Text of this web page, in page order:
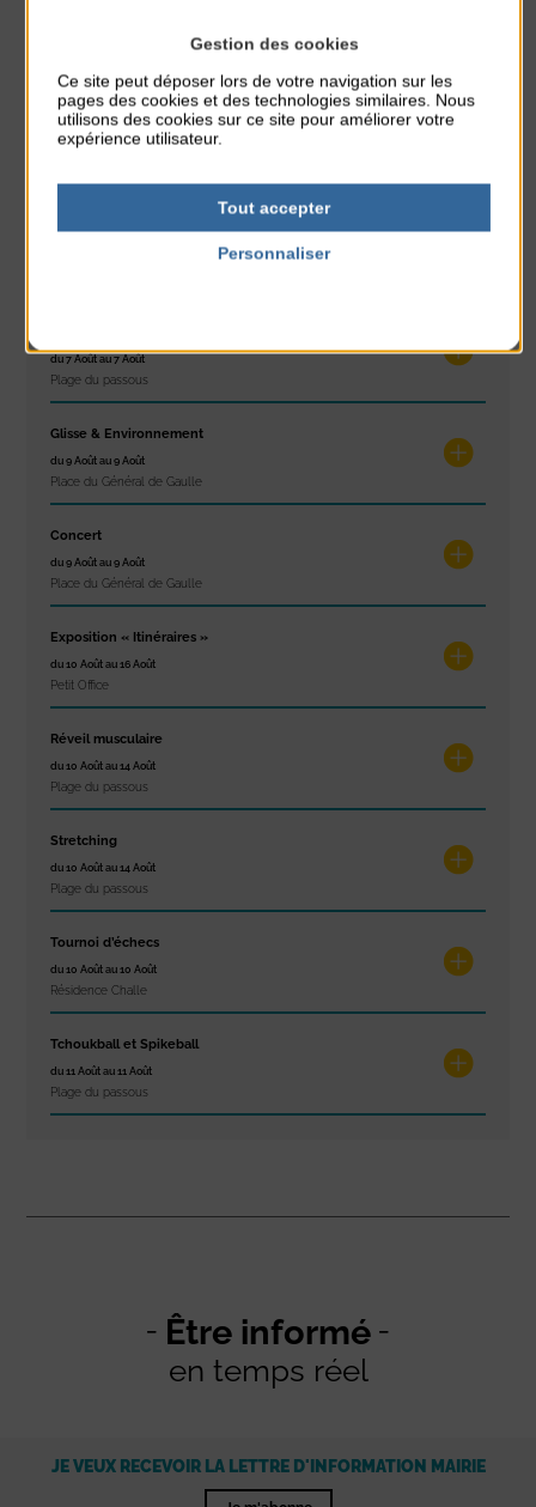
À noter aussi
Réveil musculaire
Stretching
du 7 Août au 7 Août
Plage du passous
Glisse & Environnement
du 9 Août au 9 Août
Place du Général de Gaulle
Concert
du 9 Août au 9 Août
Place du Général de Gaulle
Exposition « Itinéraires »
du 10 Août au 16 Août
Petit Office
Réveil musculaire
du 10 Août au 14 Août
Plage du passous
Stretching
du 10 Août au 14 Août
Plage du passous
Tournoi d’échecs
du 10 Août au 10 Août
Résidence Challe
Tchoukball et Spikeball
du 11 Août au 11 Août
Plage du passous
Être informé
en temps réel
JE VEUX RECEVOIR LA LETTRE D'INFORMATION MAIRIE
Gestion des cookies
Ce site peut déposer lors de votre navigation sur les
pages des cookies et des technologies similaires. Nous
utilisons des cookies sur ce site pour améliorer votre
expérience utilisateur.
Tout accepter
Personnaliser